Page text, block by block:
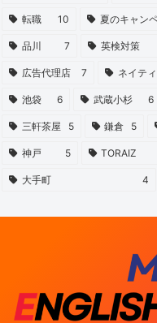
転職 10 夏のキャン
品川 7 英検対策
広告代理店 7 ネイテ
池袋 6 武蔵小杉 6
三軒茶屋 5 鎌倉 5
神戸 5 TORAIZ
大手町 4